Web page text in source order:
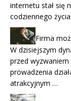
internetu stał się
codziennego
Firma
W dzisiejszym
przed
prowadzenia
atrakcyjnym …